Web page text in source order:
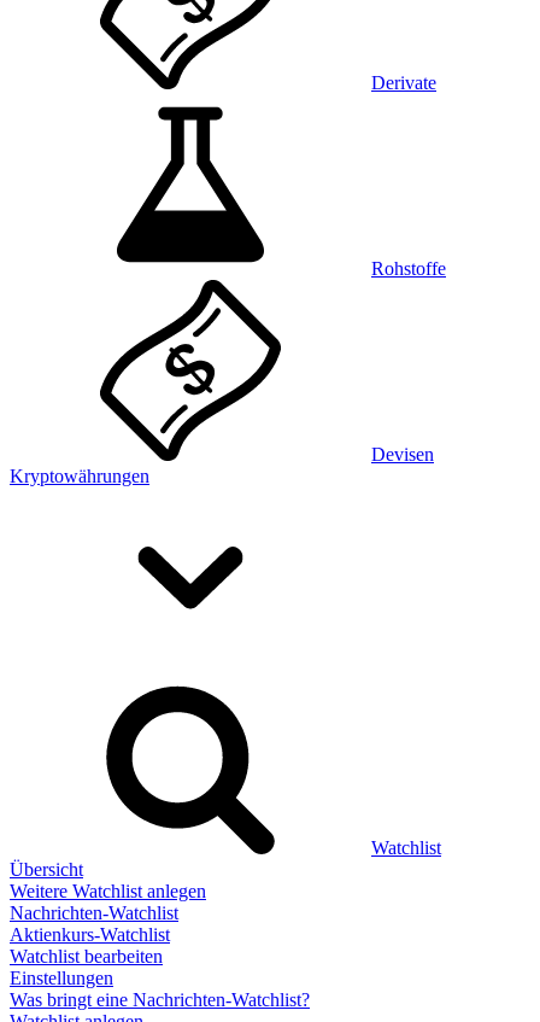
Derivate
Rohstoffe
Devisen
Kryptowährungen
Watchlist
Übersicht
Weitere Watchlist anlegen
Nachrichten-Watchlist
Aktienkurs-Watchlist
Watchlist bearbeiten
Einstellungen
Was bringt eine Nachrichten-Watchlist?